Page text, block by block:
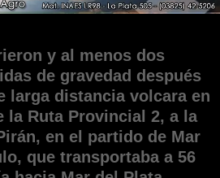
y al menos dos
de gravedad después
larga distancia volcara en
la Ruta Provincial 2, a la
en el partido de Mar
que transportaba a 56